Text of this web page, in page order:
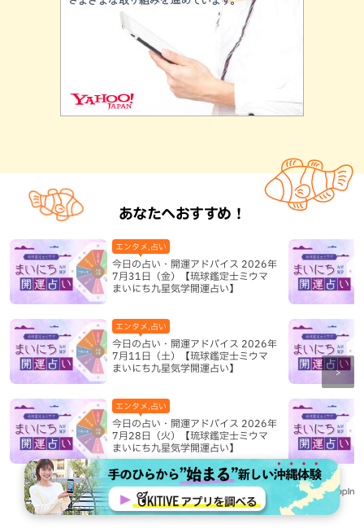
あなたへおすすめ！
今日の占い・開運アドバイス 2026年
7月31日（金）【琉球鑑定士ミウマ
まいにち九星気学開運占い】
エンタメ,占い
今日の占い・開運アドバイス 2026年
7月11日（土）【琉球鑑定士ミウマ
まいにち九星気学開運占い】
エンタメ,占い
今日の占い・開運アドバイス 2026年
7月28日（火）【琉球鑑定士ミウマ
まいにち九星気学開運占い】
エンタメ,占い
Recommended by